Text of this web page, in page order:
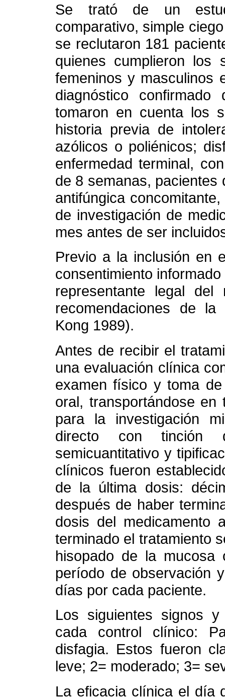
Se trató de un
comparativo, simple
se reclutaron 181
quienes cumplieron los
femeninos y masculinos
diagnóstico
tomaron en cuenta los
historia previa de
azólicos o poliénicos;
enfermedad terminal,
de 8 semanas, pacientes
antifúngica
de investigación de
mes antes de ser
Previo a la inclusión en
consentimiento
representante legal
recomendaciones de
Kong 1989).
Antes de recibir el
una evaluación clínica
examen físico y toma
oral, transportándose
para la investigación
directo con
semicuantitativo y
clínicos fueron
de la última dosis:
después de haber
dosis del medicamento
terminado el tratamiento
hisopado de la mucosa
período de observación
días por cada paciente.
Los siguientes signos
cada control clínico:
disfagia. Estos fueron
leve; 2= moderado; 3=
La eficacia clínica el día